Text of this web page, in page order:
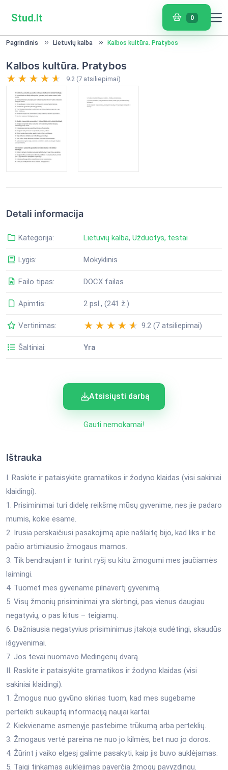
Stud.lt 0
Pagrindinis Lietuvių kalba Kalbos kultūra. Pratybos
Kalbos kultūra. Pratybos
9.2 (7 atsiliepimai)
Detali informacija
Kategorija: Lietuvių kalba, Užduotys, testai
Lygis: Mokyklinis
Failo tipas: DOCX failas
Apimtis: 2 psl., (241 ž.)
Vertinimas: 9.2 (7 atsiliepimai)
Šaltiniai: Yra
Atsisiųsti darbą
Gauti nemokamai!
Ištrauka
I. Raskite ir pataisykite gramatikos ir žodyno klaidas (visi sakiniai
klaidingi).
1. Prisiminimai turi didelę reikšmę mūsų gyvenime, nes jie padaro
mumis, kokie esame.
2. Irusia perskaičiusi pasakojimą apie našlaitę bijo, kad liks ir be
pačio artimiausio žmogaus mamos.
3. Tik bendraujant ir turint ryšį su kitu žmogumi mes jaučiamės
laimingi.
4. Tuomet mes gyvename pilnavertį gyvenimą.
5. Visų žmonių prisiminimai yra skirtingi, pas vienus daugiau
negatyvių, o pas kitus – teigiamų.
6. Dažniausia negatyvius prisiminimus įtakoja sudėtingi, skaudūs
išgyvenimai.
7. Jos tėvai nuomavo Medingėnų dvarą.
II. Raskite ir pataisykite gramatikos ir žodyno klaidas (visi
sakiniai klaidingi).
1. Žmogus nuo gyvūno skirias tuom, kad mes sugebame
perteikti sukauptą informaciją naujai kartai.
2. Kiekviename asmenyje pastebime trūkumą arba perteklių.
3. Žmogaus vertė pareina ne nuo jo kilmės, bet nuo jo doros.
4. Žūrint į vaiko elgesį galime pasakyti, kaip jis buvo auklėjamas.
5. Taigi tinkamas auklėjimas paverčia žmogų pavyzdingu.